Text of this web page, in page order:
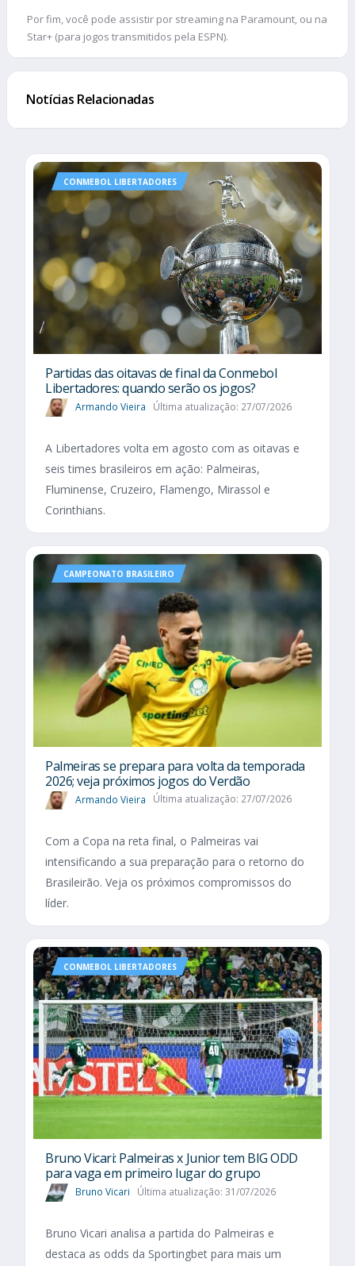
Por fim, você pode assistir por streaming na Paramount, ou na
Star+ (para jogos transmitidos pela ESPN).
Notícias Relacionadas
CONMEBOL LIBERTADORES
Partidas das oitavas de final da Conmebol
Libertadores: quando serão os jogos?
Armando Vieira Última atualização: 27/07/2026
A Libertadores volta em agosto com as oitavas e
seis times brasileiros em ação: Palmeiras,
Fluminense, Cruzeiro, Flamengo, Mirassol e
Corinthians.
CAMPEONATO BRASILEIRO
Palmeiras se prepara para volta da temporada
2026; veja próximos jogos do Verdão
Armando Vieira Última atualização: 27/07/2026
Com a Copa na reta final, o Palmeiras vai
intensificando a sua preparação para o retorno do
Brasileirão. Veja os próximos compromissos do
líder.
CONMEBOL LIBERTADORES
Bruno Vicari: Palmeiras x Junior tem BIG ODD
para vaga em primeiro lugar do grupo
Bruno Vicari Última atualização: 31/07/2026
Bruno Vicari analisa a partida do Palmeiras e
destaca as odds da Sportingbet para mais um